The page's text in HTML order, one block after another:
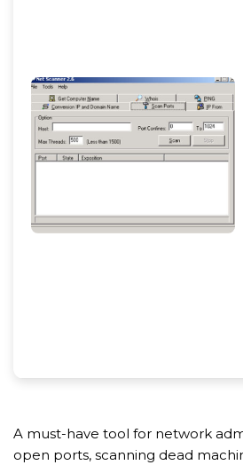
A must-have tool for network
open ports, scanning dead